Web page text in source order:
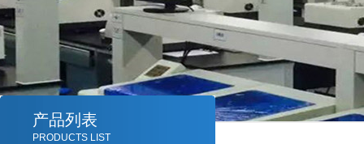
产品列表
PRODUCTS LIST